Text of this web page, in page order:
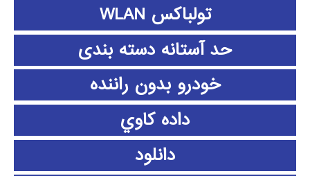
تولباکس WLAN
حد آستانه دسته بندی
خودرو بدون راننده
داده كاوي
دانلود